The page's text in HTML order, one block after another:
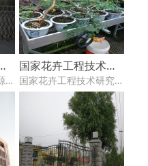
房改造,维修保养
朝阳金盏乡开发办地源热泵机房改造,维修保养,地源热泵公司,地源热泵维修,地源热泵维修保养,地源热泵安装,地源热泵电话13811313272,地源热泵机房改造,地源热泵机房维修保养,
国家花卉工程技术研究中心地源热泵维保
国家花卉工程技术研究中心地源热泵维保,
地源热泵公司,地源热泵维修,地源热泵维修保养,地源热泵安装,地源热泵电话13811313272
专业地源热泵维修保养,运营托管,安装改造技术可靠,经验丰富
北京地区15年地源热泵维修保养 安装改造经验,技术精湛，专业解决各种地源热泵系统难题，欢迎咨询各种地源热泵维修保养 安装改造技术难题！